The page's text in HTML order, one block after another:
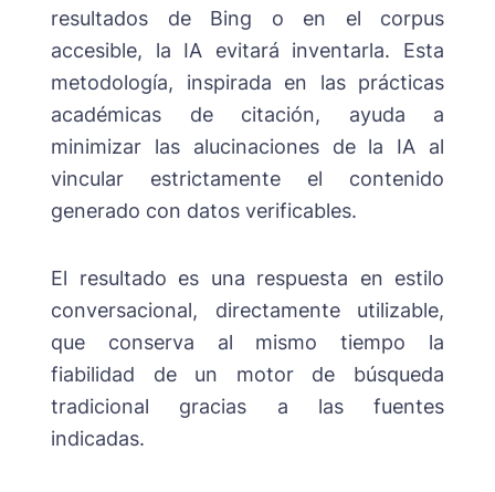
resultados de Bing o en el corpus
accesible, la IA evitará inventarla. Esta
metodología, inspirada en las prácticas
académicas de citación, ayuda a
minimizar las alucinaciones de la IA al
vincular estrictamente el contenido
generado con datos verificables.
El resultado es una respuesta en estilo
conversacional, directamente utilizable,
que conserva al mismo tiempo la
fiabilidad de un motor de búsqueda
tradicional gracias a las fuentes
indicadas.